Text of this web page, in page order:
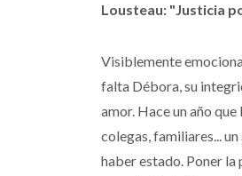
Lousteau: "Justicia
Visiblemente
falta Débora, su
amor. Hace un año
colegas, familiares...
haber estado. Poner la